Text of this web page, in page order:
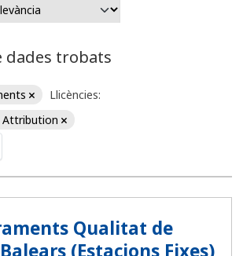
dades trobats
Llicències:
Attribution
Qualitat de